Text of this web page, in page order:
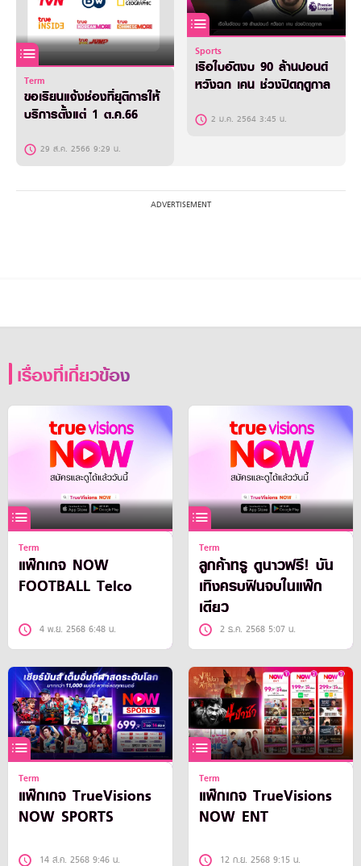
Term
ขอเรียนแจ้งช่องที่ยุติการให้
บริการตั้งแต่ 1 ต.ค.66
29 ส.ค. 2566 9:29 น.
Sports
เรือใบอัดงบ 90 ล้านปอนด์
หวังฉก เคน ช่วงปิดฤดูกาล
2 ม.ค. 2564 3:45 น.
เรื่องที่เกี่ยวข้อง
Term
แพ็กเกจ NOW
FOOTBALL Telco
4 พ.ย. 2568 6:48 น.
Term
ลูกค้าทรู ดูนาวฟรี! บัน
เทิงครบฟินจบในแพ็ก
เดียว
2 ธ.ค. 2568 5:07 น.
Term
แพ็กเกจ TrueVisions
NOW SPORTS
14 ส.ค. 2568 9:46 น.
Term
แพ็กเกจ TrueVisions
NOW ENT
12 ก.ย. 2568 9:15 น.